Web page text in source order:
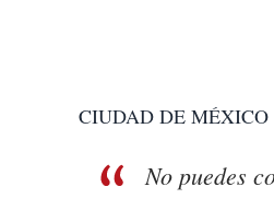
CIUDAD DE MÉXICO
No puedes